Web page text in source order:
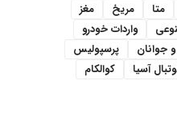
متا مریخ
مغز
واردات خودرو
جوانان
پرسپولیس
آسیا
کوالکام